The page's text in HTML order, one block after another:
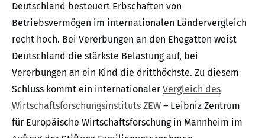
Deutschland besteuert Erbschaften von
Betriebsvermögen im internationalen Ländervergleich
recht hoch. Bei Vererbungen an den Ehegatten weist
Deutschland die stärkste Belastung auf, bei
Vererbungen an ein Kind die dritthöchste. Zu diesem
Schluss kommt ein internationaler Vergleich des
Wirtschaftsforschungsinstituts ZEW – Leibniz Zentrum
für Europäische Wirtschaftsforschung in Mannheim im